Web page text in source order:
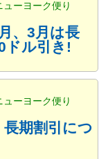
ーヨーク便り
、3月は長
ドル引き!
ーヨーク便り
期割引につ